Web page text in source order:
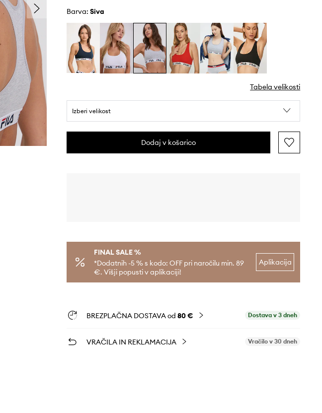
Barva: siva
Tabela velikosti
Izberi velikost
Dodaj v košarico
FINAL SALE %
*Dodatnih -5 % s kodo: OFF pri naročilu min. 89
€. Višji popusti v aplikaciji!
Aplikacija
BREZPLAČNA DOSTAVA od 80 € Dostava v 3 dneh
VRAČILA IN REKLAMACIJA Vračilo v 30 dneh